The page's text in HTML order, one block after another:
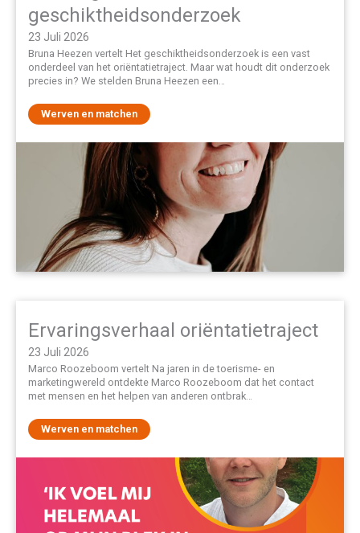
geschiktheidsonderzoek
23 Juli 2026
Bruna Heezen vertelt Het geschiktheidsonderzoek is een vast
onderdeel van het oriëntatietraject. Maar wat houdt dit onderzoek
precies in? We stelden Bruna Heezen een…
Werven en matchen
Ervaringsverhaal oriëntatietraject
23 Juli 2026
Marco Roozeboom vertelt Na jaren in de toerisme- en
marketingwereld ontdekte Marco Roozeboom dat het contact
met mensen en het helpen van anderen ontbrak…
Werven en matchen